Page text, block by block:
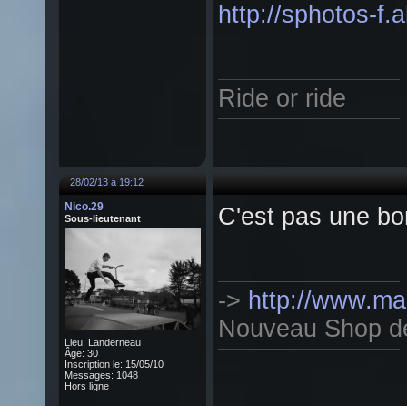
http://sphotos-
Ride or ride
28/02/13 à 19:12
Nico.29
Sous-lieutenant
Lieu: Landerneau
Âge: 30
Inscription le: 15/05/10
Messages: 1048
Hors ligne
C'est pas une
-> http://
Nouveau Shop